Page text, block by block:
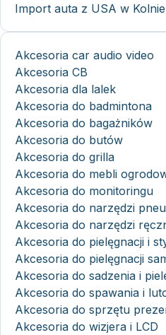
Import auta z USA w Kolnie
Akcesoria car audio video
Akcesoria CB
Akcesoria dla lalek
Akcesoria do badmintona
Akcesoria do bagażników
Akcesoria do butów
Akcesoria do grilla
Akcesoria do mebli
Akcesoria do monitoringu
Akcesoria do narzędzi
Akcesoria do narzędzi
Akcesoria do pielęgnacji i
Akcesoria do pielęgnacji
Akcesoria do sadzenia i
Akcesoria do spawania i
Akcesoria do sprzętu
Akcesoria do wizjera i LCD